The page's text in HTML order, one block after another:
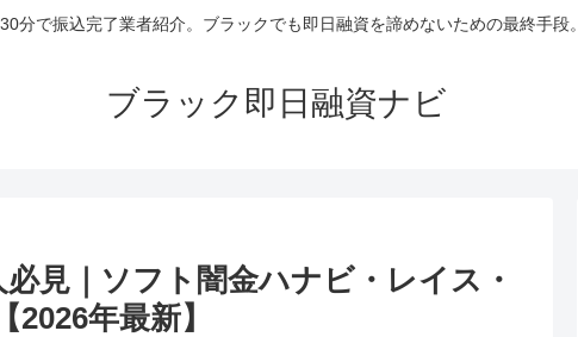
分で振込完了業者紹介。ブラックでも即日融資を諦めないための最終手段。
ブラック即日融資ナビ
見｜ソフト闇金ハナビ・レイス・
年最新】